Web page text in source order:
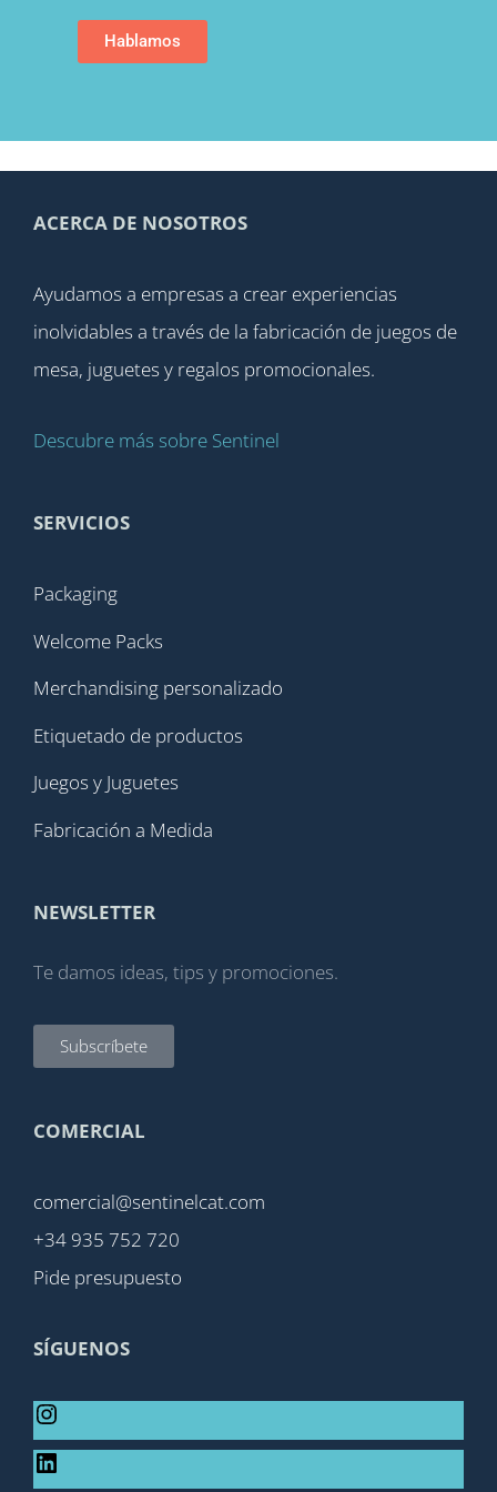
Hablamos
ACERCA DE NOSOTROS
Ayudamos a empresas a crear experiencias
inolvidables a través de la fabricación de juegos de
mesa, juguetes y regalos promocionales.
Descubre más sobre Sentinel
SERVICIOS
Packaging
Welcome Packs
Merchandising personalizado
Etiquetado de productos
Juegos y Juguetes
Fabricación a Medida
NEWSLETTER
Te damos ideas, tips y promociones.
Subscríbete
COMERCIAL
comercial@sentinelcat.com
+34 935 752 720
Pide presupuesto
SÍGUENOS